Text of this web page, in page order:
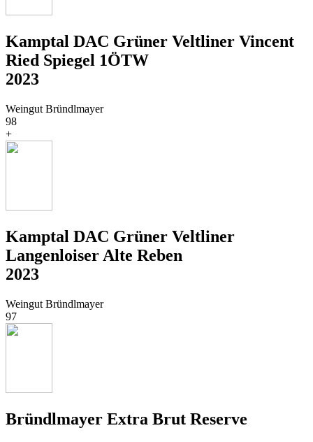
Kamptal DAC Grüner Veltliner Vincent
Ried Spiegel 1ÖTW
2023
Weingut Bründlmayer
98
+
Kamptal DAC Grüner Veltliner
Langenloiser Alte Reben
2023
Weingut Bründlmayer
97
Bründlmayer Extra Brut Reserve